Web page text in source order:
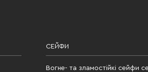
СЕЙФИ
Вогне- та зламостійкі сейфи